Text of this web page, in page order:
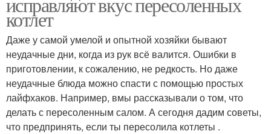
котлет
Даже у самой умелой и опытной хозяйки бывают
неудачные дни, когда из рук всё валится. Ошибки в
приготовлении, к сожалению, не редкость. Но даже
неудачные блюда можно спасти с помощью простых
лайфхаков. Например, вмы рассказывали о том, что
делать с пересоленным салом. А сегодня дадим советы,
что предпринять, если ты пересолила котлеты .